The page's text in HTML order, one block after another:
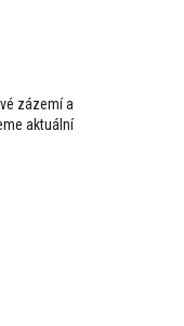
zázemí a
aktuální